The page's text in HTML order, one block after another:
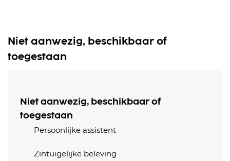
Niet aanwezig, beschikbaar of
toegestaan
Niet aanwezig, beschikbaar of
toegestaan
Persoonlijke assistent
Zintuigelijke beleving